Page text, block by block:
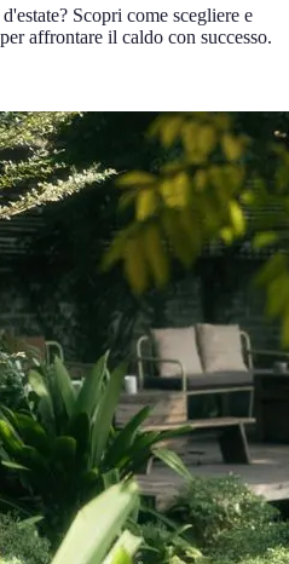
Scopri come scegliere e
affrontare il caldo con successo.